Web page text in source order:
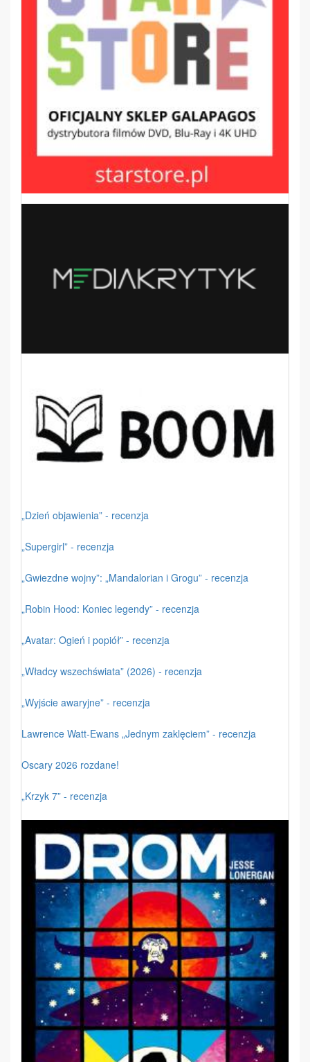
„Dzień objawienia” - recenzja
„Supergirl” - recenzja
„Gwiezdne wojny”: „Mandalorian i Grogu” - recenzja
„Robin Hood: Koniec legendy” - recenzja
„Avatar: Ogień i popiół” - recenzja
„Władcy wszechświata” (2026) - recenzja
„Wyjście awaryjne” - recenzja
Lawrence Watt-Ewans „Jednym zaklęciem” - recenzja
Oscary 2026 rozdane!
„Krzyk 7” - recenzja